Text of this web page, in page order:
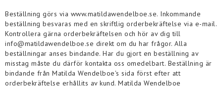
Beställning görs via www.matildawendelboe.se. Inkommande
beställning besvaras med en skriftlig orderbekräftelse via e-mail.
Kontrollera gärna orderbekräftelsen och hör av dig till
info@matildawendelboe.se direkt om du har frågor. Alla
beställningar anses bindande. Har du gjort en beställning av
misstag måste du därför kontakta oss omedelbart. Beställning är
bindande från Matilda Wendelboe's sida först efter att
orderbekräftelse erhållits av kund. Matilda Wendelboe